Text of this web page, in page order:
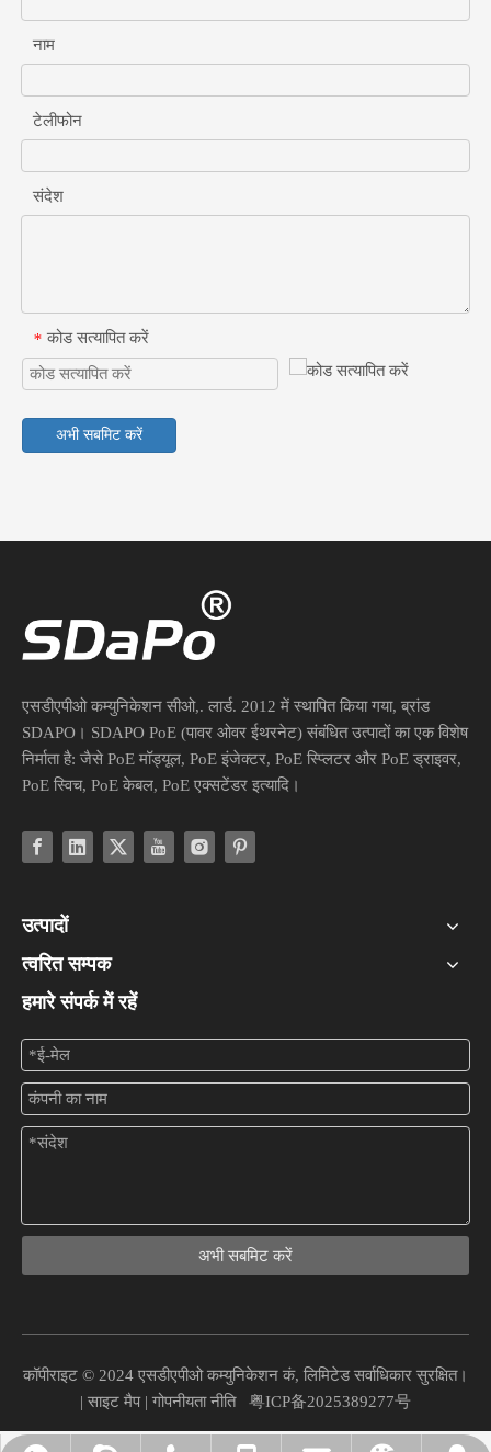
नाम
टेलीफोन
संदेश
* कोड सत्यापित करें
अभी सबमिट करें
एसडीएपीओ कम्युनिकेशन सीओ,. लार्ड. 2012 में स्थापित किया गया, ब्रांड
SDAPO। SDAPO PoE (पावर ओवर ईथरनेट) संबंधित उत्पादों का एक विशेष
निर्माता है: जैसे PoE मॉड्यूल, PoE इंजेक्टर, PoE स्प्लिटर और PoE ड्राइवर,
PoE स्विच, PoE केबल, PoE एक्सटेंडर इत्यादि।
उत्पादों
त्वरित सम्पक
हमारे संपर्क में रहें
अभी सबमिट करें
कॉपीराइट © 2024 एसडीएपीओ कम्युनिकेशन कं, लिमिटेड सर्वाधिकार सुरक्षित।
| साइट मैप| गोपनीयता नीति 粤ICP备2025389277号